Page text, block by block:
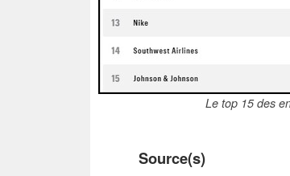
Le top 15 des
Source(s)